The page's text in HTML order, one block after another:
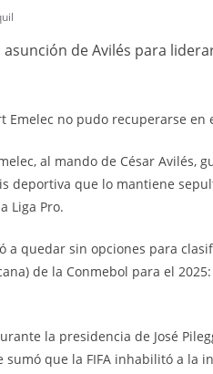
asunción de Avilés para
Emelec no pudo recuperarse
al mando de César Avilés,
deportiva que lo mantiene
Liga Pro.
a quedar sin opciones para
de la Conmebol para el
la presidencia de José
sumó que la FIFA inhabilitó a la